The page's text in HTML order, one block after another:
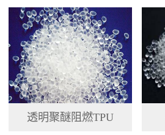
透明聚醚阻燃TPU